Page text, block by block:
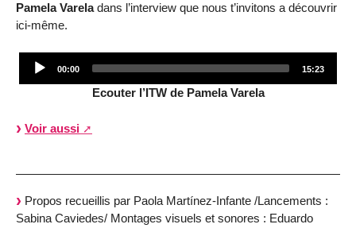
Pamela Vareladans l’interview que nous t’invitons a découvrir
ici-même.
00:00 15:23
Ecouter l’ITW de Pamela Varela
Voir aussi
Propos recueillis par Paola Martínez-Infante /Lancements :
Sabina Caviedes/ Montages visuels et sonores : Eduardo